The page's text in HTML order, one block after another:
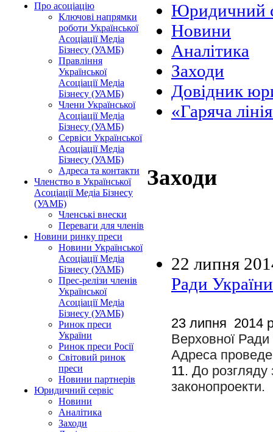
Про асоціацію
Ключові напрямки
роботи Української
Асоціації Медіа
Бізнесу (УАМБ)
Правління
Української
Асоціації Медіа
Бізнесу (УАМБ)
Члени Української
Асоціації Медіа
Бізнесу (УАМБ)
Сервіси Української
Асоціації Медіа
Бізнесу (УАМБ)
Адреса та контакти
Членство в Української
Асоціації Медіа Бізнесу
(УАМБ)
Членські внески
Переваги для членів
Новини ринку преси
Новини Української
Асоціації Медіа
Бізнесу (УАМБ)
Прес-релізи членів
Української
Асоціації Медіа
Бізнесу (УАМБ)
Ринок преси
України
Ринок преси Росії
Світовий ринок
преси
Новини партнерів
Юридичний сервіс
Новини
Аналітика
Заходи
Юридичний
Новини
Аналітика
Заходи
Довідник
«Гаряча
Заходи
22 липня
Ради
23 липня 2014
Верховної Ради
Адреса
11. До розгляду
законопроекти.